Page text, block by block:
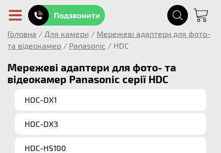
Подзвонити
Головна / Для камери / Мережеві адаптери для фото-
та відеокамер / Panasonic / HDC
Мережеві адаптери для фото- та
відеокамер Panasonic серії HDC
HDC-DX1
HDC-DX3
HDC-HS100